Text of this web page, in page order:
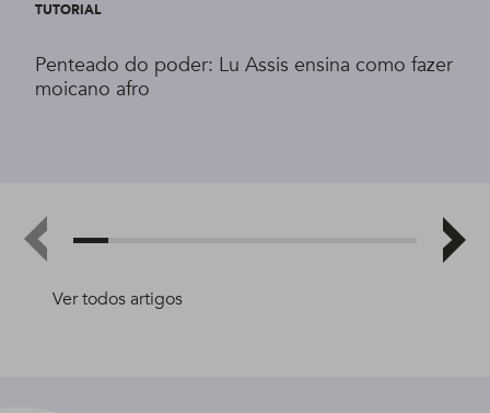
Ver todos artigos
TUTORIAL
Penteado do poder: Lu Assis ensina como fazer
moicano afro